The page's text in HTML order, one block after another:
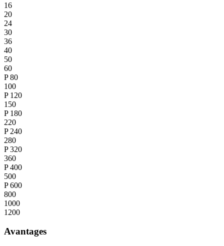
16
20
24
30
36
40
50
60
P 80
100
P 120
150
P 180
220
P 240
280
P 320
360
P 400
500
P 600
800
1000
1200
Avantages